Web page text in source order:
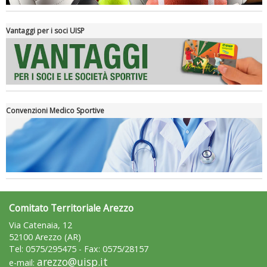
Tiziano Pesce a Radio InBlu2000 traccia il bilancio della stagione
Vantaggi per i soci UISP
Convenzioni Medico Sportive
Comitato Territoriale Arezzo
Via Catenaia, 12
52100 Arezzo (AR)
Tel: 0575/295475 - Fax: 0575/28157
e-mail: arezzo@uisp.it